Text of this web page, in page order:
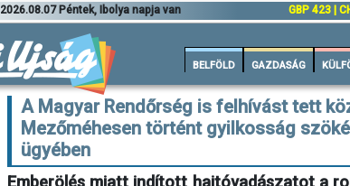
2026.08.07 Péntek, Ibolya napja van GBP 423 |
BELFÖLD GAZDASÁG
A Magyar Rendőrség is felhívást tett
Mezőméhesen történt gyilkosság
ügyében
Emberölés miatt indított hajtóvadászatot a